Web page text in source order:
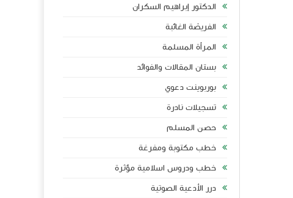
الدكتور إبراهيم السكران
الفريضة الغائبة
المرأة المسلمة
بستان المقالات والفوائد
بوربوينت دعوي
تسجيلات نادرة
حصن المسلم
خطب مكتوبة ومفرغة
خطب ودروس اسلامية مؤثرة
درر الأدعية الصوتية